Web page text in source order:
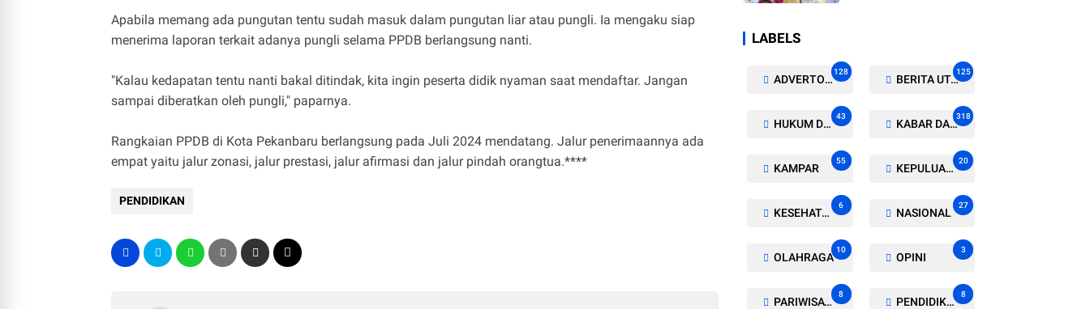
Apabila memang ada pungutan tentu sudah masuk dalam pungutan liar atau pungli. Ia mengaku siap
menerima laporan terkait adanya pungli selama PPDB berlangsung nanti.
"Kalau kedapatan tentu nanti bakal ditindak, kita ingin peserta didik nyaman saat mendaftar. Jangan
sampai diberatkan oleh pungli," paparnya.
Rangkaian PPDB di Kota Pekanbaru berlangsung pada Juli 2024 mendatang. Jalur penerimaannya ada
empat yaitu jalur zonasi, jalur prestasi, jalur afirmasi dan jalur pindah orangtua.****
PENDIDIKAN
LABELS
ADVERTORIAL/GALERI
128
BERITA UTAMA
125
HUKUM DAN KRIMINAL
43
KABAR DAERAH
318
KAMPAR
55
KEPULUAN MERANTI
20
KESEHATAN
6
NASIONAL
27
OLAHRAGA
10
OPINI
3
PARIWISATA
8
PENDIDIKAN
8